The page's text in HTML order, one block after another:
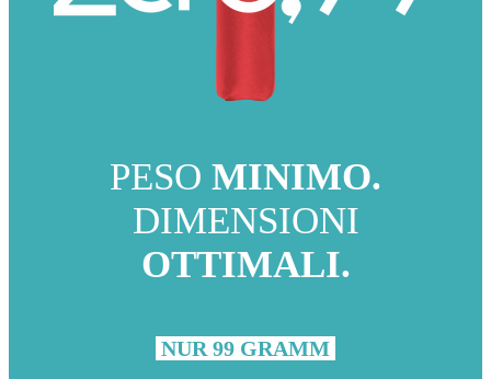
PESO MINIMO.
DIMENSIONI
OTTIMALI.
NUR 99 GRAMM